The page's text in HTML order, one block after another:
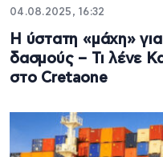
04.08.2025, 16:32
Η ύστατη «μάχη»
δασμούς – Τι λένε
στο Cretaone